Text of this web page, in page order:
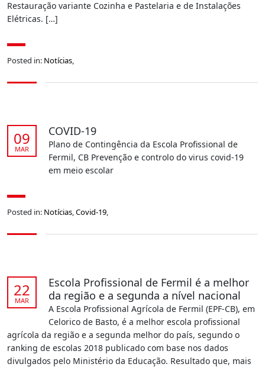
Restauração variante Cozinha e Pastelaria e de Instalações
Elétricas. […]
Posted in: Notícias,
09
MAR
COVID-19
Plano de Contingência da Escola Profissional de
Fermil, CB Prevenção e controlo do virus covid-19
em meio escolar
Posted in: Notícias,Covid-19,
22
MAR
Escola Profissional de Fermil é a melhor
da região e a segunda a nível nacional
A Escola Profissional Agrícola de Fermil (EPF-CB), em
Celorico de Basto, é a melhor escola profissional
agrícola da região e a segunda melhor do país, segundo o
ranking de escolas 2018 publicado com base nos dados
divulgados pelo Ministério da Educação. Resultado que, mais